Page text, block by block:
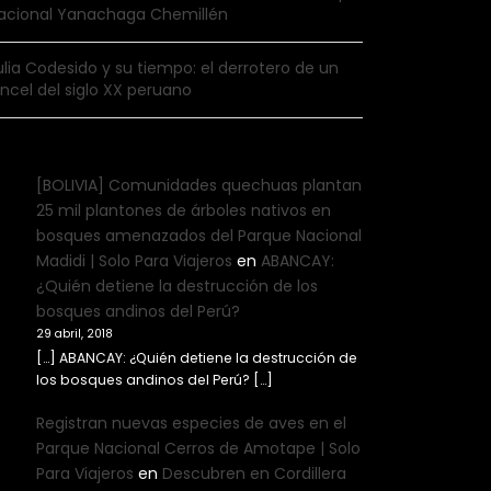
Yanachaga Chemillén
Codesido y su tiempo: el derrotero de un
del siglo XX peruano
[BOLIVIA] Comunidades quechuas plantan
25 mil plantones de árboles nativos en
bosques amenazados del Parque Nacional
Madidi | Solo Para Viajeros enABANCAY:
¿Quién detiene la destrucción de los
bosques andinos del Perú?
29 abril, 2018
[…] ABANCAY: ¿Quién detiene la destrucción de
los bosques andinos del Perú? […]
Registran nuevas especies de aves en el
Parque Nacional Cerros de Amotape | Solo
Para Viajeros en Descubren en Cordillera